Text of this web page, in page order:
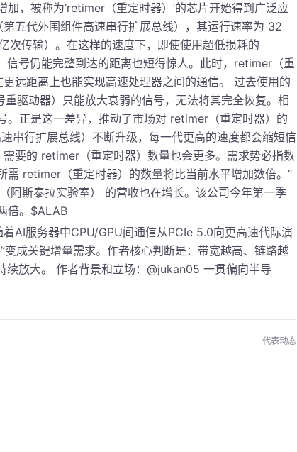
，被称为‘retimer（重定时器）’的芯片开始得到广泛应
五代外围组件高速串行扩展总线），其运行速率为 32
传输）。在这样的速度下，即使使用超低损耗的
号仍能完整到达的距离也短得惊人。此时，retimer（重
远距离上也能实现高速处理器之间的通信。 过去使用的
驱动器）只能放大衰弱的信号，无法将其完全恢复。相
。正是这一差异，推动了市场对 retimer（重定时器）的
串行扩展总线）不断升级，每一代更高的速度都会缩短信
要的 retimer（重定时器）数量也会更多。需求势必指数
需 retimer（重定时器）的数量将比当前水平增加数倍。”
斯泰拉实验室） 的营收也在增长。该公司今年第一季
倍。$ALAB
AI服务器中CPU/GPU间通信从PCIe 5.0向更高速代际演
成关键增量需求。作者核心判断是：带宽越高、链路越
放大。 作者背景和立场：@jukan05 一贯偏向半导
代表动态